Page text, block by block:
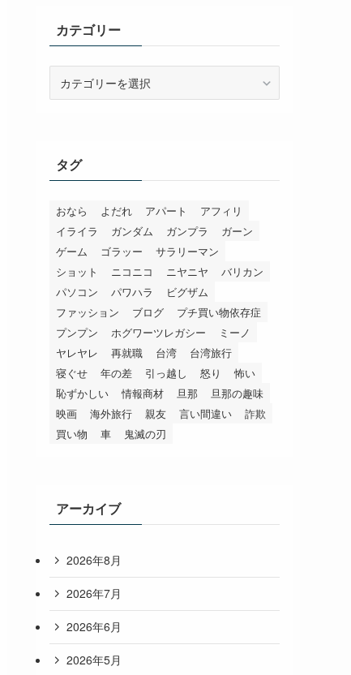
カテゴリー
タグ
おなら よだれ アパート
アフィリ
イライラ
ガンダム ガンプラ
ガーン
ゲーム
ゴラッー
サラリーマン
ショット
ニコニコ ニヤニヤ
バリカン
パソコン
パワハラ
ビグザム
ファッション
ブログ
プチ買い物依存症
プンプン
ホグワーツレガシー
ミーノ
ヤレヤレ
再就職 台湾
台湾旅行
寝ぐせ
年の差 引っ越し 怒り
怖い
恥ずかしい
情報商材 旦那
旦那の趣味
映画
海外旅行 親友 言い間違い
詐欺
買い物
車 鬼滅の刃
アーカイブ
2026年8月
2026年7月
2026年6月
2026年5月